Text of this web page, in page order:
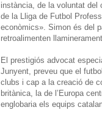
instància, de la voluntat del
de la Lliga de Futbol
econòmics». Simon és del
retroalimenten
El prestigiós advocat
Junyent, preveu que el
clubs i cap a la creació de
britànica, la de l’Europa
englobaria els equips